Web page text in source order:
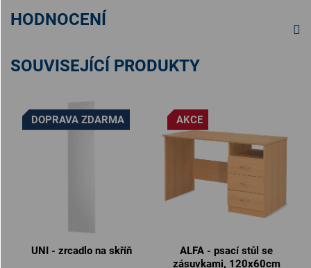
HODNOCENÍ
SOUVISEJÍCÍ PRODUKTY
DOPRAVA ZDARMA
UNI - zrcadlo na skříň
AKCE
ALFA - psací stůl se
zásuvkami, 120x60cm